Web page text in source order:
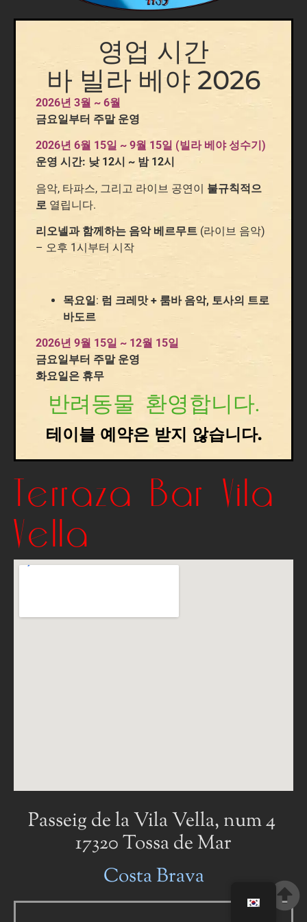
영업 시간
바 빌라 베야 2026
2026년 3월 ~ 6월
금요일부터 주말 운영
2026년 6월 15일 ~ 9월 15일 (빌라 베야 성수기)
운영 시간: 낮 12시 ~ 밤 12시
음악, 타파스, 그리고 라이브 공연이 불규칙적으
로 열립니다.
리오넬과 함께하는 음악 베르무트(라이브 음악)
– 오후 1시부터 시작
목요일: 럼 크레맛 + 룸바 음악, 토사의 트로
바도르
2026년 9월 15일 ~ 12월 15일
금요일부터 주말 운영
화요일은 휴무
반려동물 환영합니다.
테이블 예약은 받지 않습니다.
Terraza Bar Vila
Vella
Passeig de la Vila Vella, num 4
17320 Tossa de Mar
Costa Brava